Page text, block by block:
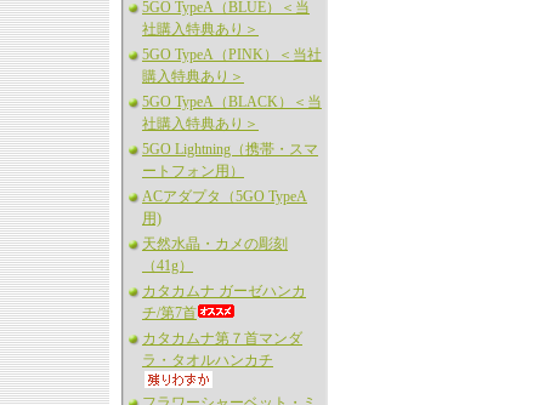
5GO TypeA（BLUE）＜当
社購入特典あり＞
5GO TypeA（PINK）＜当社
購入特典あり＞
5GO TypeA（BLACK）＜当
社購入特典あり＞
5GO Lightning（携帯・スマ
ートフォン用）
ACアダプタ（5GO TypeA
用)
天然水晶・カメの彫刻
（41g）
カタカムナ ガーゼハンカ
チ/第7首
カタカムナ第７首マンダ
ラ・タオルハンカチ